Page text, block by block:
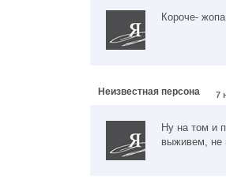
Короче-
Неизвестная персона 7
Ну на том и
выживем,